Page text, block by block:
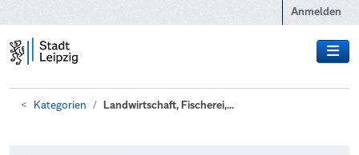
Anmelden
Kategorien Landwirtschaft, Fischerei,...